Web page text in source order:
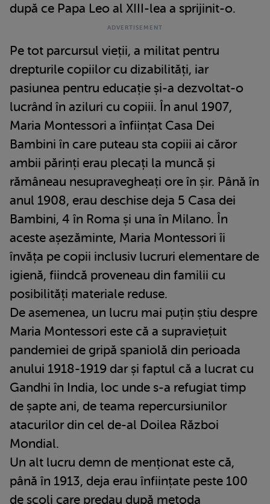
după ce Papa Leo al XIII-lea a sprijinit-o.
Pe tot parcursul vieții, a militat pentru
drepturile copiilor cu dizabilități, iar
pasiunea pentru educație și-a dezvoltat-o
lucrând în aziluri cu copiii. În anul 1907,
Maria Montessori a înființat Casa Dei
Bambini în care puteau sta copiii ai căror
ambii părinți erau plecați la muncă și
rămâneau nesupravegheați ore în șir. Până în
anul 1908, erau deschise deja 5 Casa dei
Bambini, 4 în Roma și una în Milano. În
aceste așezăminte, Maria Montessori îi
învăța pe copii inclusiv lucruri elementare de
igienă, fiindcă proveneau din familii cu
posibilități materiale reduse.
De asemenea, un lucru mai puțin știu despre
Maria Montessori este că a supraviețuit
pandemiei de gripă spaniolă din perioada
anului 1918-1919 dar și faptul că a lucrat cu
Gandhi în India, loc unde s-a refugiat timp
de șapte ani, de teama repercursiunilor
atacurilor din cel de-al Doilea Război
Mondial.
Un alt lucru demn de menționat este că,
până în 1913, deja erau înființate peste 100
de școli care predau după metoda